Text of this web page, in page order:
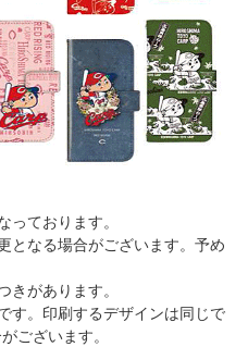
っております。
となる場合がございます。予め
きがあります。
す。印刷するデザインは同じで
ございます。